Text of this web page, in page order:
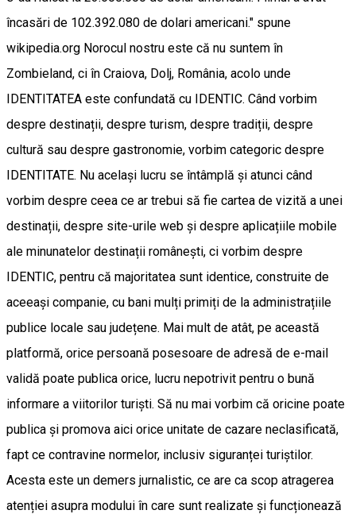
încasări de 102.392.080 de dolari americani." spune
wikipedia.org Norocul nostru este că nu suntem în
Zombieland, ci în Craiova, Dolj, România, acolo unde
IDENTITATEA este confundată cu IDENTIC. Când vorbim
despre destinații, despre turism, despre tradiții, despre
cultură sau despre gastronomie, vorbim categoric despre
IDENTITATE. Nu același lucru se întâmplă și atunci când
vorbim despre ceea ce ar trebui să fie cartea de vizită a unei
destinații, despre site-urile web și despre aplicațiile mobile
ale minunatelor destinații românești, ci vorbim despre
IDENTIC, pentru că majoritatea sunt identice, construite de
aceeași companie, cu bani mulți primiți de la administrațiile
publice locale sau județene. Mai mult de atât, pe această
platformă, orice persoană posesoare de adresă de e-mail
validă poate publica orice, lucru nepotrivit pentru o bună
informare a viitorilor turiști. Să nu mai vorbim că oricine poate
publica și promova aici orice unitate de cazare neclasificată,
fapt ce contravine normelor, inclusiv siguranței turiștilor.
Acesta este un demers jurnalistic, ce are ca scop atragerea
atenției asupra modului în care sunt realizate și funcționează